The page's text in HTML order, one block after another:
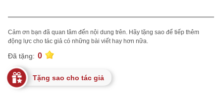
Cảm ơn bạn đã quan tâm đến nội dung trên. Hãy tặng sao để tiếp thêm
động lực cho tác giả có những bài viết hay hơn nữa.
Đã tặng: 0
Tặng sao cho tác giả